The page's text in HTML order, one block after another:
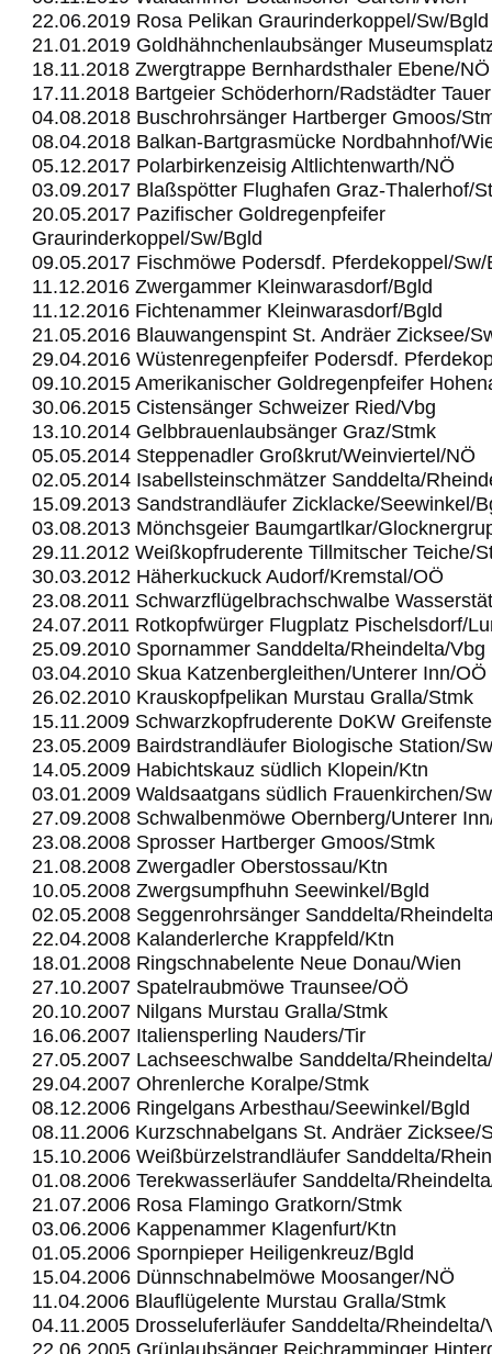
22.06.2019 Rosa Pelikan Graurinderkoppel/Sw/Bgld
21.01.2019 Goldhähnchenlaubsänger
18.11.2018 Zwergtrappe Bernhardsthaler Ebene/NÖ
17.11.2018 Bartgeier Schöderhorn/Radstädter
04.08.2018 Buschrohrsänger Hartberger Gmoos/
08.04.2018 Balkan-Bartgrasmücke Nordbahnhof/
05.12.2017 Polarbirkenzeisig Altlichtenwarth/NÖ
03.09.2017 Blaßspötter Flughafen Graz-Thalerhof/
20.05.2017 Pazifischer Goldregenpfeifer
Graurinderkoppel/Sw/Bgld
09.05.2017 Fischmöwe Podersdf. Pferdekoppel/Sw/
11.12.2016 Zwergammer Kleinwarasdorf/Bgld
11.12.2016 Fichtenammer Kleinwarasdorf/Bgld
21.05.2016 Blauwangenspint St. Andräer Zicksee/
29.04.2016 Wüstenregenpfeifer Podersdf.
09.10.2015 Amerikanischer Goldregenpfeifer
30.06.2015 Cistensänger Schweizer Ried/Vbg
13.10.2014 Gelbbrauenlaubsänger Graz/Stmk
05.05.2014 Steppenadler Großkrut/Weinviertel/NÖ
02.05.2014 Isabellsteinschmätzer Sanddelta/
15.09.2013 Sandstrandläufer Zicklacke/Seewinkel/
03.08.2013 Mönchsgeier Baumgartlkar/
29.11.2012 Weißkopfruderente Tillmitscher Teiche/
30.03.2012 Häherkuckuck Audorf/Kremstal/OÖ
23.08.2011 Schwarzflügelbrachschwalbe
24.07.2011 Rotkopfwürger Flugplatz Pischelsdorf/
25.09.2010 Spornammer Sanddelta/Rheindelta/Vbg
03.04.2010 Skua Katzenbergleithen/Unterer Inn/OÖ
26.02.2010 Krauskopfpelikan Murstau Gralla/Stmk
15.11.2009 Schwarzkopfruderente DoKW
23.05.2009 Bairdstrandläufer Biologische Station/
14.05.2009 Habichtskauz südlich Klopein/Ktn
03.01.2009 Waldsaatgans südlich Frauenkirchen/
27.09.2008 Schwalbenmöwe Obernberg/Unterer
23.08.2008 Sprosser Hartberger Gmoos/Stmk
21.08.2008 Zwergadler Oberstossau/Ktn
10.05.2008 Zwergsumpfhuhn Seewinkel/Bgld
02.05.2008 Seggenrohrsänger Sanddelta/
22.04.2008 Kalanderlerche Krappfeld/Ktn
18.01.2008 Ringschnabelente Neue Donau/Wien
27.10.2007 Spatelraubmöwe Traunsee/OÖ
20.10.2007 Nilgans Murstau Gralla/Stmk
16.06.2007 Italiensperling Nauders/Tir
27.05.2007 Lachseeschwalbe Sanddelta/
29.04.2007 Ohrenlerche Koralpe/Stmk
08.12.2006 Ringelgans Arbesthau/Seewinkel/Bgld
08.11.2006 Kurzschnabelgans St. Andräer Zicksee/
15.10.2006 Weißbürzelstrandläufer Sanddelta/
01.08.2006 Terekwasserläufer Sanddelta/
21.07.2006 Rosa Flamingo Gratkorn/Stmk
03.06.2006 Kappenammer Klagenfurt/Ktn
01.05.2006 Spornpieper Heiligenkreuz/Bgld
15.04.2006 Dünnschnabelmöwe Moosanger/NÖ
11.04.2006 Blauflügelente Murstau Gralla/Stmk
04.11.2005 Drosseluferläufer Sanddelta/Rheindelta/
22.06.2005 Grünlaubsänger Reichramminger